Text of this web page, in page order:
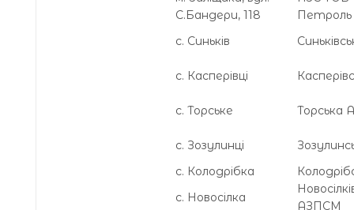
С.Бандери, 118
с. Синьків
с. Касперівці
с. Торське Торська
с. Зозулинці
с. Колодрібка
с. Новосілка
АЗПСМ